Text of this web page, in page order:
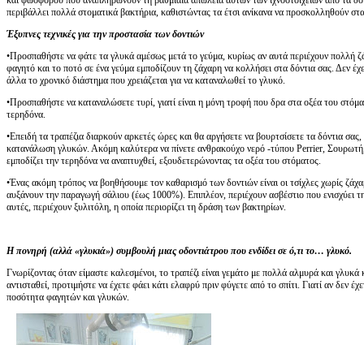
περιβάλλει πολλά στοματικά βακτήρια, καθιστώντας τα έτσι ανίκανα να προσκολληθούν
Έξυπνες τεχνικές για την προστασία των δοντιών
•Προσπαθήστε να φάτε τα γλυκά αμέσως μετά το γεύμα, κυρίως αν αυτά περιέχουν πολλή
φαγητό και το ποτό σε ένα γεύμα εμποδίζουν τη ζάχαρη να κολλήσει στα δόντια σας. Δεν
άλλα το χρονικό διάστημα που χρειάζεται για να καταναλωθεί το γλυκό.
•Προσπαθήστε να καταναλώσετε τυρί, γιατί είναι η μόνη τροφή που δρα στα οξέα του
τερηδόνα.
•Επειδή τα τραπέζια διαρκούν αρκετές ώρες και θα αργήσετε να βουρτσίσετε τα δόντια
κατανάλωση γλυκών. Ακόμη καλύτερα να πίνετε ανθρακούχο νερό -τύπου Perrier,
εμποδίζει την τερηδόνα να αναπτυχθεί, εξουδετερώνοντας τα οξέα του στόματος.
•Ένας ακόμη τρόπος να βοηθήσουμε τον καθαρισμό των δοντιών είναι οι τσίχλες χωρίς
αυξάνουν την παραγωγή σάλιου (έως 1000%). Επιπλέον, περιέχουν ασβέστιο που ενισχύει
αυτές, περιέχουν ξυλιτόλη, η οποία περιορίζει τη δράση των βακτηρίων.
Η πονηρή (αλλά «γλυκιά») συμβουλή μιας οδοντιάτρου που ενδίδει σε ό,τι το… γλυκό.
Γνωρίζοντας όταν είμαστε καλεσμένοι, το τραπέζι είναι γεμάτο με πολλά αλμυρά και
αντισταθεί, προτιμήστε να έχετε φάει κάτι ελαφρύ πριν φύγετε από το σπίτι. Γιατί αν δεν
ποσότητα φαγητών και γλυκών.